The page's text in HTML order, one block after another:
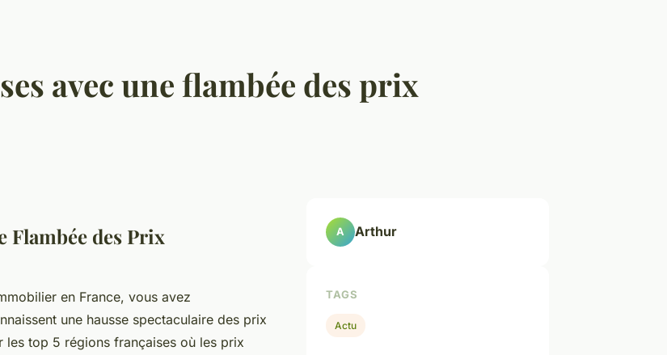
avec une flambée des prix
Flambée des Prix
en France, vous avez
une hausse spectaculaire des prix
top 5 régions françaises où les prix
A Arthur
TAGS
Actu